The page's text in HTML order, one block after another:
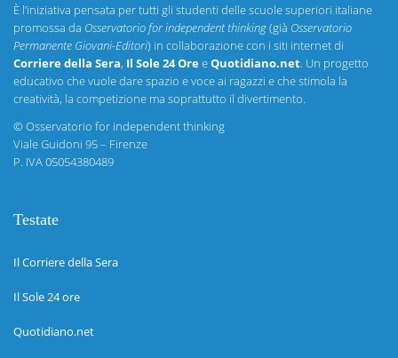
È l’iniziativa pensata per tutti gli studenti delle scuole superiori italiane
promossa da Osservatorio for independent thinking(già Osservatorio
Permanente Giovani-Editori) in collaborazione con i siti internet di
Corriere della Sera, Il Sole 24 OreeQuotidiano.net. Un progetto
educativo che vuole dare spazio e voce ai ragazzi e che stimola la
creatività, la competizione ma soprattutto il divertimento.
©Osservatorio for independent thinking
Viale Guidoni 95 – Firenze
P. IVA 05054380489
Testate
Il Corriere della Sera
Il Sole 24 ore
Quotidiano.net